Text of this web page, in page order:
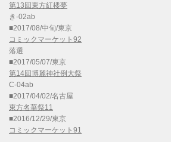
第13回東方紅楼夢
き-02ab
■2017/08/中旬/東京
コミックマーケット92
落選
■2017/05/07/東京
第14回博麗神社例大祭
C-04ab
■2017/04/02/名古屋
東方名華祭11
■2016/12/29/東京
コミックマーケット91